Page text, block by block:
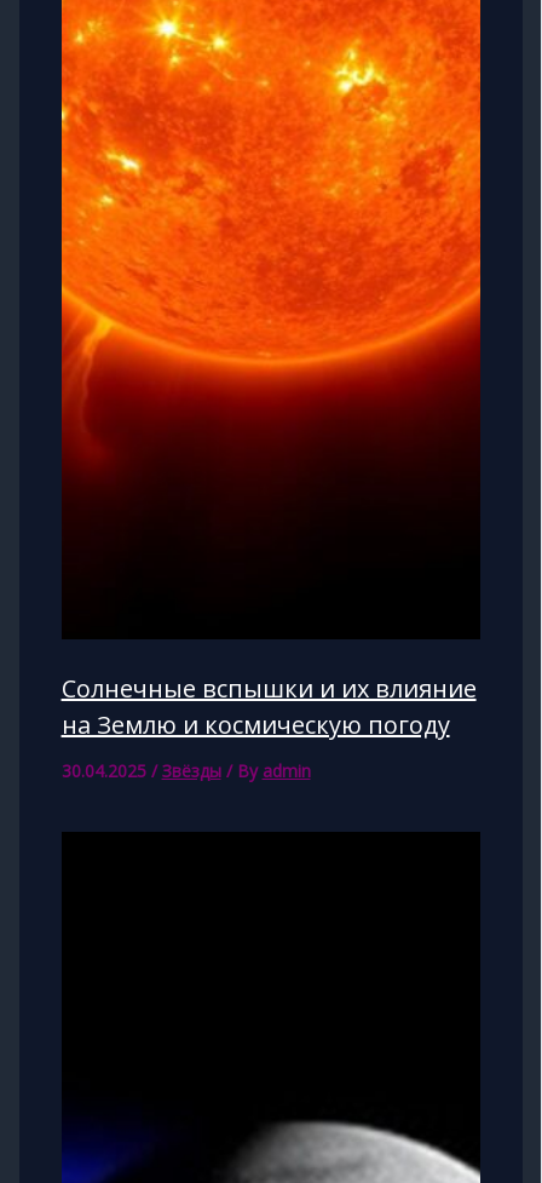
Солнечные вспышки и их влияние
на Землю и космическую погоду
30.04.2025 /Звёзды/ By admin